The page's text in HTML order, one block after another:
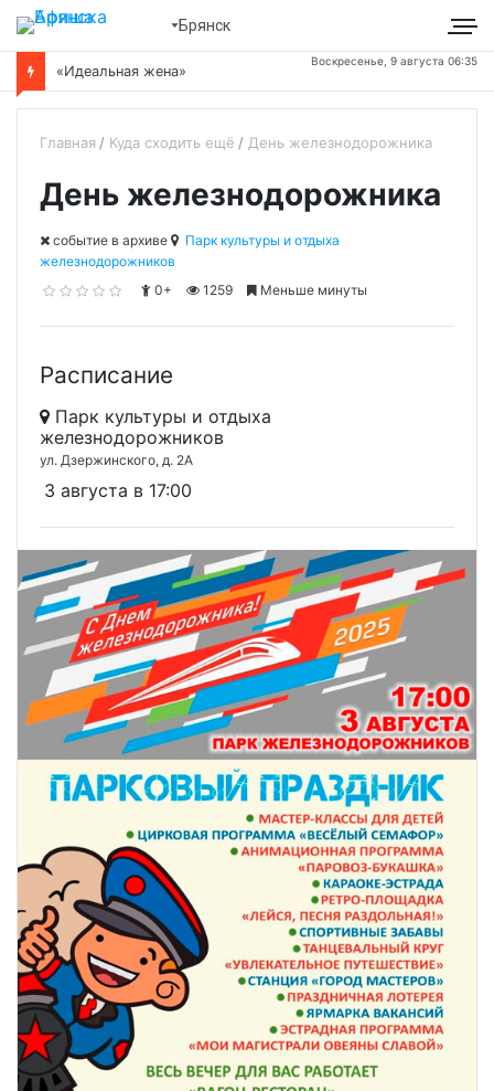
Брянск
«Идеальная жена»
Воскресенье, 9 августа 06:35
Главная Куда сходить ещё День железнодорожника
День железнодорожника
cобытие в архиве
Парк культуры и отдыха
железнодорожников
0+
1259 Меньше минуты
Расписание
Парк культуры и отдыха
железнодорожников
ул. Дзержинского, д. 2А
3 августа в 17:00